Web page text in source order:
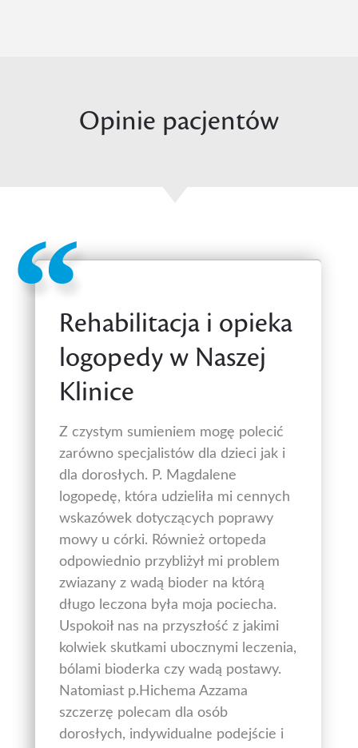
Opinie pacjentów
Rehabilitacja i opieka
logopedy w Naszej
Klinice
Z czystym sumieniem mogę polecić
zarówno specjalistów dla dzieci jak i
dla dorosłych. P. Magdalene
logopedę, która udzieliła mi cennych
wskazówek dotyczących poprawy
mowy u córki. Również ortopeda
odpowiednio przybliżył mi problem
zwiazany z wadą bioder na którą
długo leczona była moja pociecha.
Uspokoił nas na przyszłość z jakimi
kolwiek skutkami ubocznymi leczenia,
bólami bioderka czy wadą postawy.
Natomiast p.Hichema Azzama
szczerzę polecam dla osób
dorosłych, indywidualne podejście i